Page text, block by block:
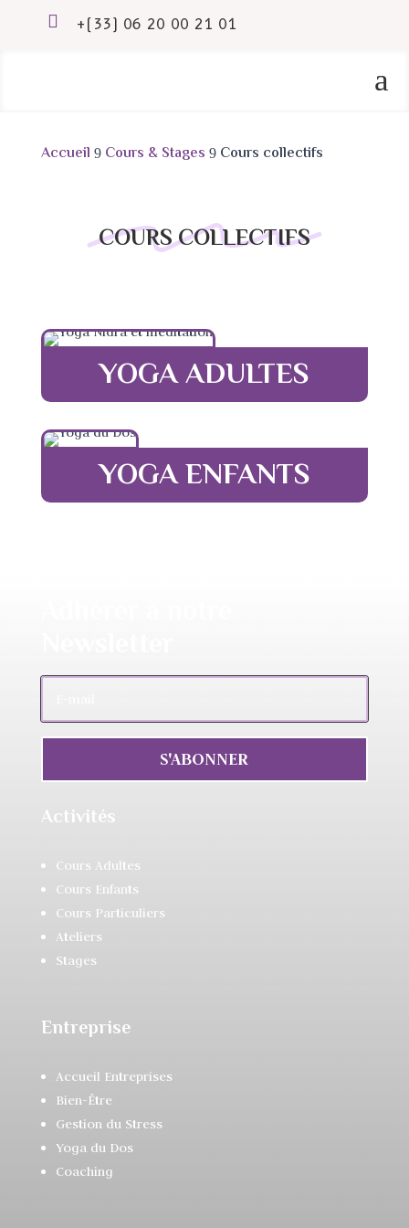
 +(33) 06 20 00 21 01
a
Accueil 9 Cours & Stages 9 Cours collectifs
COURS COLLECTIFS
YOGA ADULTES
YOGA ENFANTS
S'ABONNER
Activités
Cours Adultes
Cours Enfants
Cours Particuliers
Ateliers
Stages
Entreprise
Accueil Entreprises
Bien-Être
Gestion du Stress
Yoga du Dos
Coaching